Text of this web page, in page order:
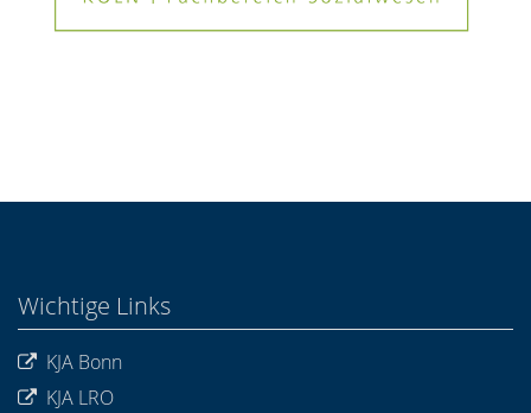
Wichtige Links
KJA Bonn
KJA LRO